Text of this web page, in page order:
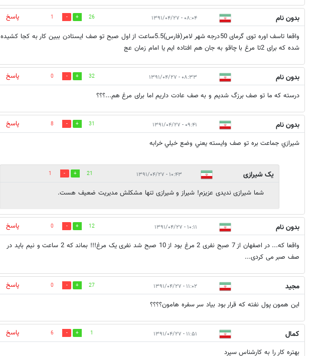
بدون نام ۰۸:۰۴ - ۱۳۹۱/۰۴/۲۷ 26
1
پاسخ
واقعا تاسف اوره توی گرمای 50درجه شهر لامر(فارس)5.5ساعت از اول صبح تو صف ایستادن ببین کار به کجا کشیده
شده که برای 2تا مرغ با چاقو به جان هم افتاده ایم یا امام زمان عج
بدون نام ۰۸:۳۳ - ۱۳۹۱/۰۴/۲۷ 32
0
پاسخ
درسته که ما تو صف برزگ شدیم و به صف عادت داریم اما برای مرغ هم...؟؟؟
بدون نام ۰۹:۴۱ - ۱۳۹۱/۰۴/۲۷ 31
8
پاسخ
شيرازي جماعت بره تو صف وايسته يعني وضع خيلي خرابه
یک شیرازی ۱۰:۴۳ - ۱۳۹۱/۰۴/۲۷ 21
1
شما شیرازی ندیدی عزیزم! شیراز و شیرازی تنها مشکلش مدیریت ضعیف هست.
بدون نام ۱۰:۱۱ - ۱۳۹۱/۰۴/۲۷ 12
0
پاسخ
واقعا که... در اصفهان از 7 صبح نفری 2 مرغ بود از 10 صبح شد نفری یک مرغ!!! بماند که 2 ساعت و نیم باید در
صف صبر می کردی...
مجید ۱۱:۰۲ - ۱۳۹۱/۰۴/۲۷ 27
0
پاسخ
این همون پول نفته که قرار بود بیاد سر سفره هامون؟؟؟؟
كمال ۱۱:۵۱ - ۱۳۹۱/۰۴/۲۷ 1
6
پاسخ
بهتره كار را به كارشناس سپرد